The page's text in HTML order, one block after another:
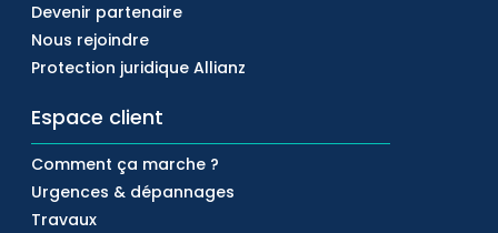
Devenir partenaire
Nous rejoindre
Protection juridique Allianz
Espace client
Comment ça marche ?
Urgences & dépannages
Travaux